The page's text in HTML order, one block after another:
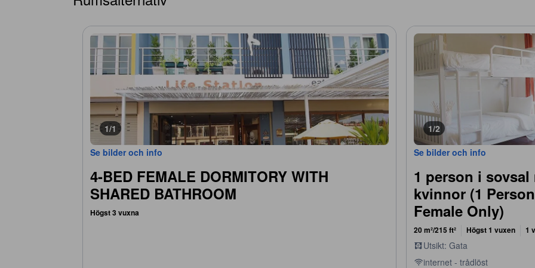
1/1
Se bilder och info
4-BED FEMALE DORMITORY WITH
SHARED BATHROOM
Högst 3 vuxna
1/2
Se bilder och info
1 person i sovsal
kvinnor (1
Female Only)
20 m²/215 ft² Högst 1 vuxen 1
Utsikt: Gata
internet - trådlöst